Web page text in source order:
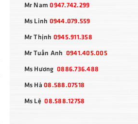
Mr Nam0947.742.299
Ms Linh 0944.079.559
Mr Thịnh 0945.911.358
Mr Tuấn Anh 0941.405.005
Ms Hương 0886.736.488
Ms Hà 08.588.07518
Ms Lệ08.588.12758